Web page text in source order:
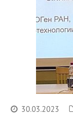
30.03.2023